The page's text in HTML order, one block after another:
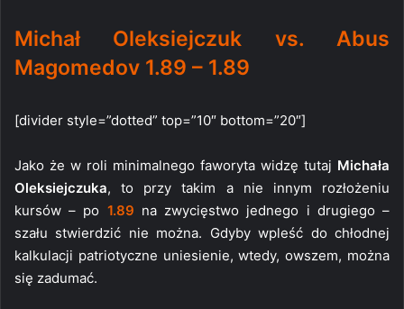
Michał Oleksiejczuk vs. Abus
Magomedov 1.89 – 1.89
[divider style=”dotted” top=”10″ bottom=”20″]
Jako że w roli minimalnego faworyta widzę tutaj Michała
Oleksiejczuka, to przy takim a nie innym rozłożeniu
kursów – po 1.89 na zwycięstwo jednego i drugiego –
szału stwierdzić nie można. Gdyby wpleść do chłodnej
kalkulacji patriotyczne uniesienie, wtedy, owszem, można
się zadumać.